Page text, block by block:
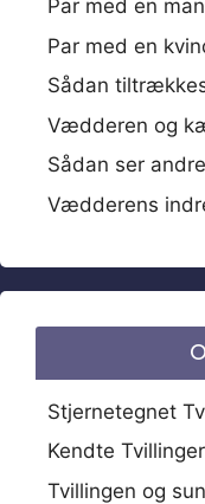
Par med en
Par med en
Sådan
Vædderen og
Sådan ser
Vædderens
Stjernetegnet
Kendte Tvillinger
Tvillingen og